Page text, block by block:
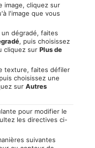
image, cliquez sur
l'image que vous
dégradé, faites
, puis choisissez
cliquez surPlus de
texture, faites défiler
choisissez une
surAutres
pour modifier le
les directives ci-
suivantes